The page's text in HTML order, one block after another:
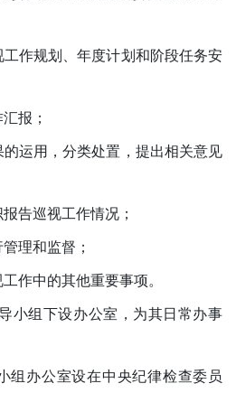
作规划、年度计划和阶段任务安
报；
运用，分类处置，提出相关意见
巡视工作情况；
理和监督；
中的其他重要事项。
组下设办公室，为其日常办事
办公室设在中央纪律检查委员